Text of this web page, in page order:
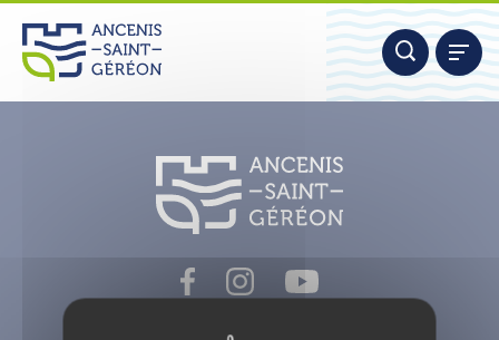
Aller
contenu
Nous contacter
Panneau de gestion des cookies